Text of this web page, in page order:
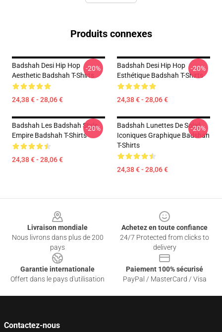
Produits connexes
Badshah Desi Hip Hop
Aesthetic Badshah T-Shirts
24,38 € - 28,06 €
-20%
Badshah Desi Hip Hop
Esthétique Badshah T-Shirts
24,38 € - 28,06 €
-20%
Badshah Les Badshah Style
Empire Badshah T-Shirts
24,38 € - 28,06 €
-20%
Badshah Lunettes De Soleil
Iconiques Graphique Badshah
T-Shirts
24,38 € - 28,06 €
-20%
Livraison mondiale
Nous livrons dans plus de 200
pays
Achetez en toute confiance
24/7 Protected from clicks to
delivery
Garantie internationale
Offert dans le pays d'utilisation
Paiement 100% sécurisé
PayPal / MasterCard / Visa
Contactez-nous